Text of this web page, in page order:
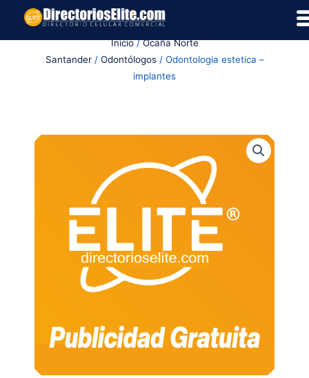
Inicio/Ocaña Norte
Santander/ Odontólogos/ Odontologia estetica –
implantes